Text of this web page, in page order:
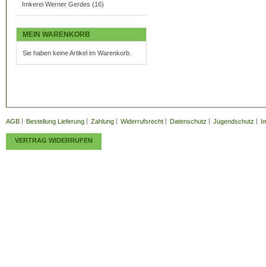
Imkerei Werner Gerdes (16)
MEIN WARENKORB
Sie haben keine Artikel im Warenkorb.
AGB Bestellung Lieferung Zahlung Widerrufsrecht Datenschutz Jugendschutz
VERTRAG WIDERRUFEN